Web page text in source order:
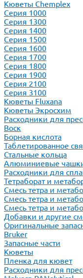
Кюветы Chemplex
Серия 1000
Серия 1300
Серия 1400
Серия 1500
Серия 1600
Серия 1700
Серия 1800
Серия 1900
Серия 2100
Серия 3100
Кюветы Fluxana
Кюветы Экросхим
Расходники для
Воск
Борная кислота
Таблетированное
Стальные кольца
Алюминиевые
Расходники для
Тетраборат и
Смесь тетра и
Смесь тетра и
Смесь тетра и
Добавки и другие
Оригинальные
Bruker
Запасные части
Кюветы
Пленка для кювет
Расходники для